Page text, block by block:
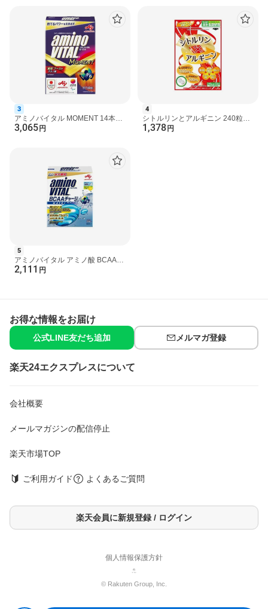
3
アミノバイタル MOMENT 14本入
【アミノバイタル(AMINO
3,065 円
4
シトルリンとアルギニン 240粒
【ミナミヘルシーフーズ】 栄養機
1,378 円
5
アミノバイタル アミノ酸 BCAAチ
ャージ ウォーター 7g*28本入 【ア
2,111 円
お得な情報をお届け
公式LINE友だち追加 メルマガ登録
楽天24エクスプレスについて
会社概要
メールマガジンの配信停止
楽天市場TOP
ご利用ガイド よくあるご質問
楽天会員に新規登録 / ログイン
個人情報保護方針
© Rakuten Group, Inc.